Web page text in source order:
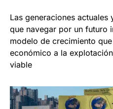
Las generaciones
que navegar por un futuro
modelo de crecimiento
económico a la
viable